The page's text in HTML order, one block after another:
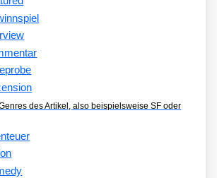
des Artikel, also beispielsweise SF oder